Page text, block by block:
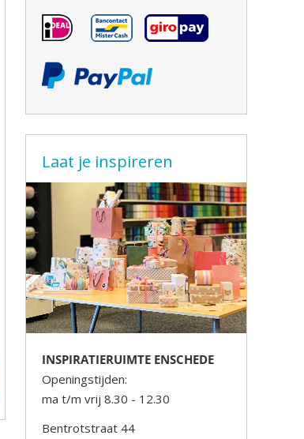
Laat je inspireren
INSPIRATIERUIMTE ENSCHEDE
Openingstijden:
ma t/m vrij 8.30 - 12.30
Bentrotstraat 44